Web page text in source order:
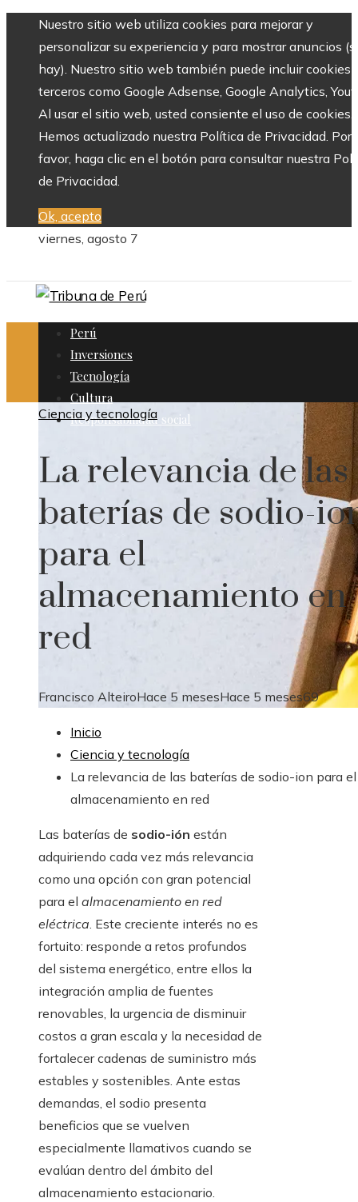
Nuestro sitio web utiliza cookies para mejorar y
personalizar su experiencia y para mostrar anuncios
hay). Nuestro sitio web también puede incluir cookies
terceros como Google Adsense, Google Analytics,
Al usar el sitio web, usted consiente el uso de cookies.
Hemos actualizado nuestra Política de Privacidad. Por
favor, haga clic en el botón para consultar nuestra
de Privacidad.
Ok, acepto
viernes, agosto 7
Perú
Inversiones
Tecnología
Cultura
Responsabilidad social
Ciencia y tecnología
La relevancia de las
baterías de sodio-
para el
almacenamiento en
red
Francisco AlteiroHace 5 mesesHace 5 meses69
Inicio
Ciencia y tecnología
La relevancia de las baterías de sodio-ion para el
almacenamiento en red
Las baterías de sodio-ión están
adquiriendo cada vez más relevancia
como una opción con gran potencial
para el almacenamiento en red
eléctrica. Este creciente interés no es
fortuito: responde a retos profundos
del sistema energético, entre ellos la
integración amplia de fuentes
renovables, la urgencia de disminuir
costos a gran escala y la necesidad de
fortalecer cadenas de suministro más
estables y sostenibles. Ante estas
demandas, el sodio presenta
beneficios que se vuelven
especialmente llamativos cuando se
evalúan dentro del ámbito del
almacenamiento estacionario.